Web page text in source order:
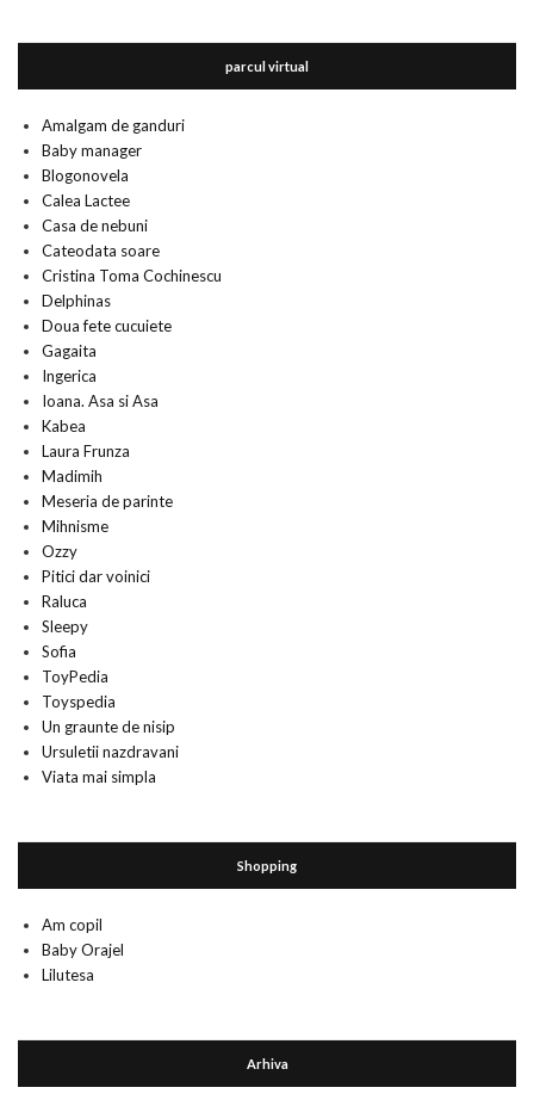
parcul virtual
Amalgam de ganduri
Baby manager
Blogonovela
Calea Lactee
Casa de nebuni
Cateodata soare
Cristina Toma Cochinescu
Delphinas
Doua fete cucuiete
Gagaita
Ingerica
Ioana. Asa si Asa
Kabea
Laura Frunza
Madimih
Meseria de parinte
Mihnisme
Ozzy
Pitici dar voinici
Raluca
Sleepy
Sofia
ToyPedia
Toyspedia
Un graunte de nisip
Ursuletii nazdravani
Viata mai simpla
Shopping
Am copil
Baby Orajel
Lilutesa
Arhiva